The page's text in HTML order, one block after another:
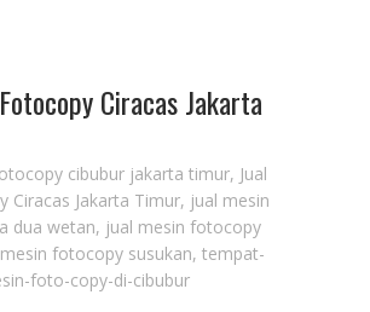
Ciracas Jakarta
cibubur jakarta timur, Jual
Ciracas Jakarta Timur, jual mesin
dua wetan, jual mesin fotocopy
fotocopy susukan, tempat-
foto-copy-di-cibubur